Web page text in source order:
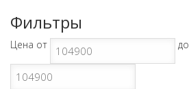
Фильтры
Цена от до